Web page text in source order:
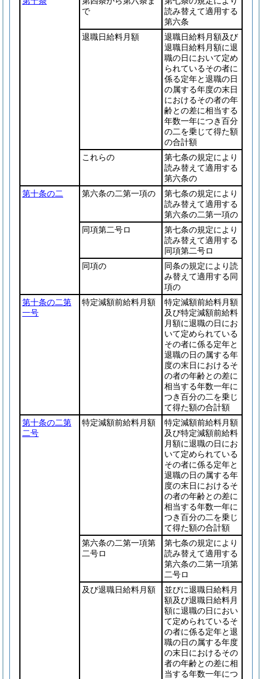
で
読み替えて適用する
第六条
退職日給料月額
退職日給料月額及び
退職日給料月額に退
職の日において定め
られているその者に
係る定年と退職の日
の属する年度の末日
におけるその者の年
齢との差に相当する
年数一年につき百分
の二を乗じて得た額
の合計額
これらの
第七条の規定により
読み替えて適用する
第六条の
第十条の二
第六条の二第一項の
第七条の規定により
読み替えて適用する
第六条の二第一項の
同項第二号ロ
第七条の規定により
読み替えて適用する
同項第二号ロ
同項の
同条の規定により読
み替えて適用する同
項の
第十条の二第
一号
特定減額前給料月額
特定減額前給料月額
及び特定減額前給料
月額に退職の日にお
いて定められている
その者に係る定年と
退職の日の属する年
度の末日におけるそ
の者の年齢との差に
相当する年数一年に
つき百分の二を乗じ
て得た額の合計額
第十条の二第
二号
特定減額前給料月額
特定減額前給料月額
及び特定減額前給料
月額に退職の日にお
いて定められている
その者に係る定年と
退職の日の属する年
度の末日におけるそ
の者の年齢との差に
相当する年数一年に
つき百分の二を乗じ
て得た額の合計額
第六条の二第一項第
二号ロ
第七条の規定により
読み替えて適用する
第六条の二第一項第
二号ロ
及び退職日給料月額
並びに退職日給料月
額及び退職日給料月
額に退職の日におい
て定められているそ
の者に係る定年と退
職の日の属する年度
の末日におけるその
者の年齢との差に相
当する年数一年につ